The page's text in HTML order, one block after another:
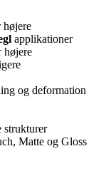
højere
applikationer
højere
og deformation
strukturer
Matte og Gloss